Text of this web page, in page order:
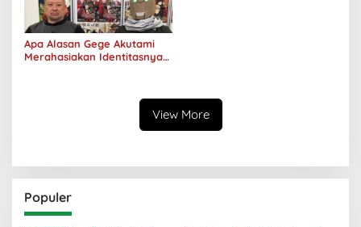
Apa Alasan Gege Akutami
Merahasiakan Identitasnya
View More
Populer